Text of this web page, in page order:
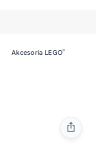
Akcesoria LEGO®